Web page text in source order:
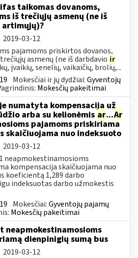
taikomas dovanoms,
iš trečiųjų asmenų (ne iš
2019-03-12
pajamoms priskirtos dovanos,
asmenų (ne iš darbdavio ir
įvaikių, senelių, vaikaičių, brolių,...
Mokesčiai ir jų dydžiai:Gyventojų
Mokesčių pakeitimai
numatyta kompensacija už
arba su kelionėmis ar...Ar
pajamoms priskiriama
skaičiuojama nuo indeksuoto
2019-03-12
neapmokestinamosioms
kompensacija skaičiuojama nuo
koeficientą 1,289 darbo
indeksuotas darbo užmokestis
Mokesčiai:Gyventojų pajamų
Mokesčių pakeitimai
neapmokestinamosioms
dienpinigių sumą bus
2019-03-12